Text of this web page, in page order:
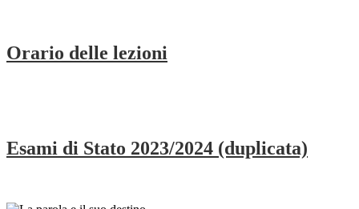
Orario delle lezioni
Esami di Stato 2023/2024 (duplicata)